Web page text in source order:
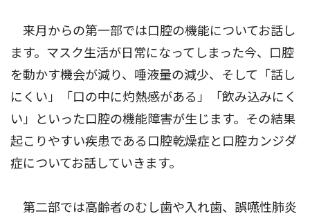
来月からの第一部では口腔の機能についてお話し
ます。マスク生活が日常になってしまった今、口腔
を動かす機会が減り、唾液量の減少、そして「話し
にくい」「口の中に灼熱感がある」「飲み込みにく
い」といった口腔の機能障害が生じます。その結果
起こりやすい疾患である口腔乾燥症と口腔カンジダ
症についてお話していきます。
第二部では高齢者のむし歯や入れ歯、誤嚥性肺炎